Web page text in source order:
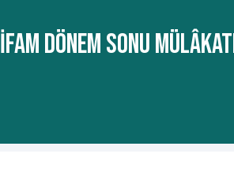
İFAM Dönem Sonu